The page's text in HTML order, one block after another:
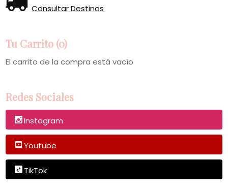
Consultar Destinos
Tu Carrito (0)
El carrito de la compra está vacío
Redes Sociales
Instagram
Youtube
TikTok